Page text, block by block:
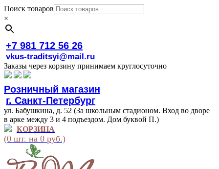
Поиск товаров
×
+7 981 712 56 26
vkus-traditsyi@mail.ru
Заказы через корзину принимаем круглосуточно
Розничный магазин
г. Санкт-Петербург
ул. Бабушкина, д. 52 (За школьным стадионом. Вход во дворе
в арке между 3 и 4 подъездом. Дом буквой П.)
КОРЗИНА
(0 шт. на 0 руб.)